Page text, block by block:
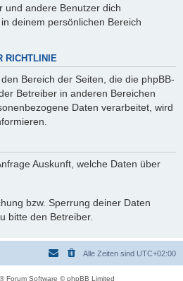
und andere Benutzer dich
deinem persönlichen Bereich
RICHTLINIE
Bereich der Seiten, die die phpBB-
Betreiber in anderen Bereichen
Daten verarbeitet, wird
Auskunft, welche Daten über
bzw. Sperrung deiner Daten
bitte den Betreiber.
Alle Zeiten sind UTC+02:00
® Forum Software © phpBB Limited